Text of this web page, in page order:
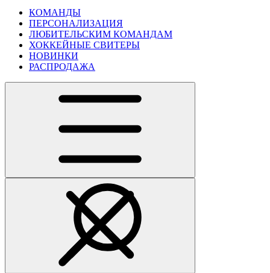
КОМАНДЫ
ПЕРСОНАЛИЗАЦИЯ
ЛЮБИТЕЛЬСКИМ КОМАНДАМ
ХОККЕЙНЫЕ СВИТЕРЫ
НОВИНКИ
РАСПРОДАЖА